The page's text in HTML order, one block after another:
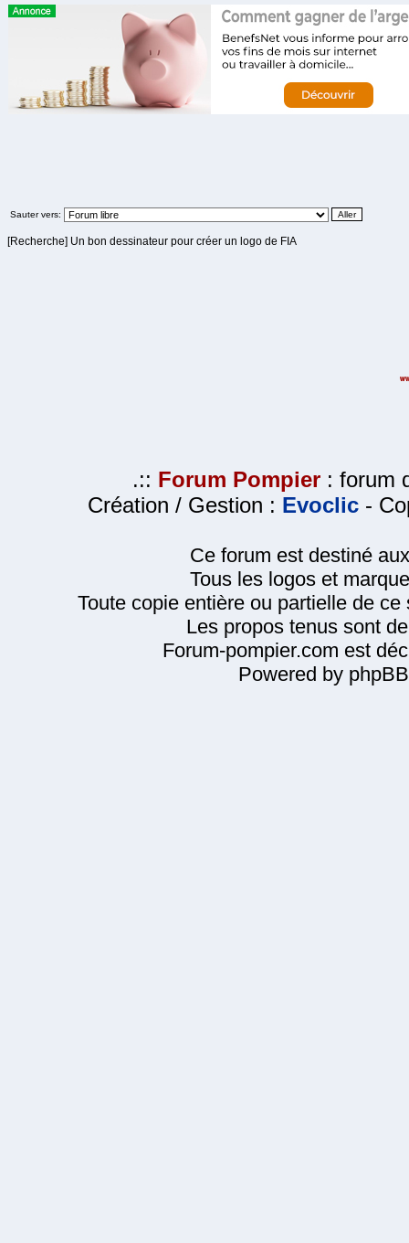
Sauter vers:
[Recherche] Un bon dessinateur pour créer un logo de FIA
.:: Forum Pompier : forum
Création / Gestion : Evoclic -
Ce forum est destiné
Tous les logos et
Toute copie entière ou partielle de
Les propos tenus sont
Forum-pompier.com est
Powered by